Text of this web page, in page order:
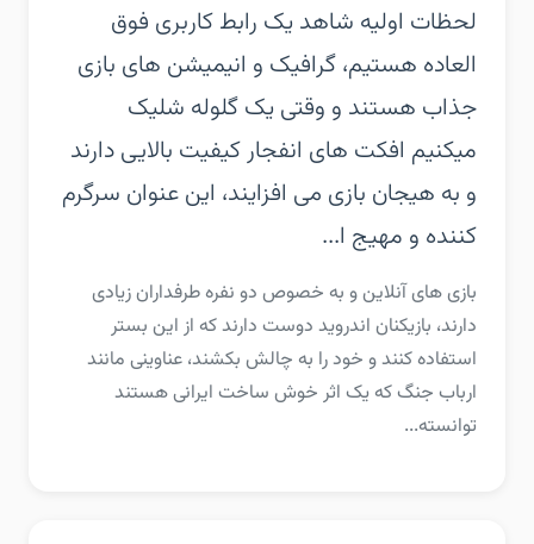
لحظات اولیه شاهد یک رابط کاربری فوق
العاده هستیم، گرافیک و انیمیشن های بازی
جذاب هستند و وقتی یک گلوله شلیک
میکنیم افکت های انفجار کیفیت بالایی دارند
و به هیجان بازی می افزایند، این عنوان سرگرم
کننده و مهیج ا...
بازی های آنلاین و به خصوص دو نفره طرفداران زیادی
دارند، بازیکنان اندروید دوست دارند که از این بستر
استفاده کنند و خود را به چالش بکشند، عناوینی مانند
ارباب جنگ که یک اثر خوش ساخت ایرانی هستند
توانسته...